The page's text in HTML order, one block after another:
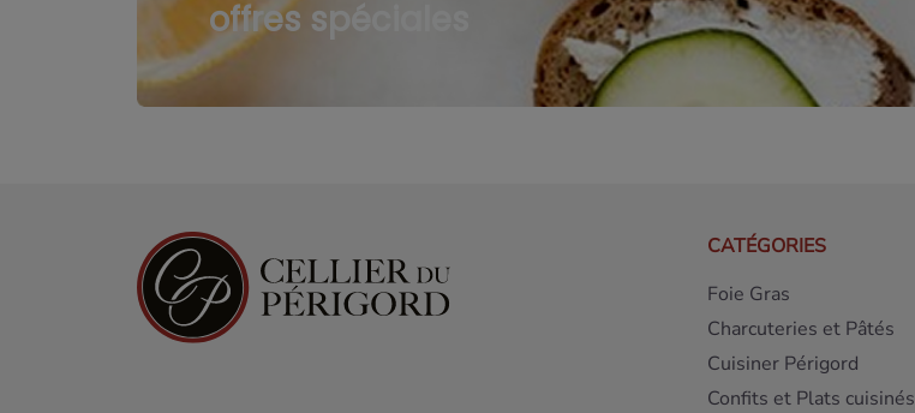
offres spéciales
CATÉGORIES
Foie Gras
Charcuteries et Pâtés
Cuisiner Périgord
Confits et Plats cuisinés